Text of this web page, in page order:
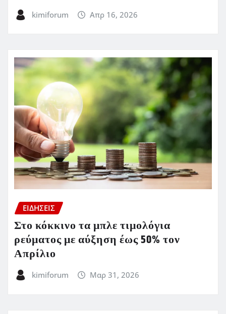
kimiforum Απρ 16, 2026
ΕΙΔΗΣΕΙΣ
Στο κόκκινο τα μπλε τιμολόγια
ρεύματος με αύξηση έως 50% τον
Απρίλιο
kimiforum Μαρ 31, 2026